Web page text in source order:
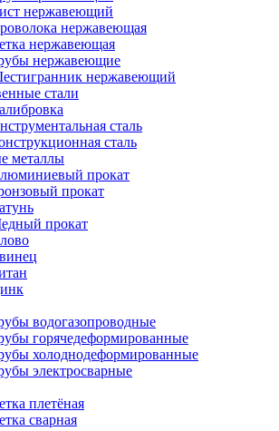
нержавеющий
нержавеющая
нержавеющая
нержавеющие
нержавеющий
стали
сталь
сталь
металлы
прокат
прокат
прокат
водогазопроводные
горячедеформированные
холоднодеформированные
электросварные
плетёная
сварная